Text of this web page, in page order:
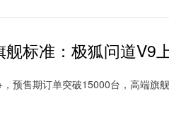
标准：极狐问道V9
预售期订单突破15000台，高端旗